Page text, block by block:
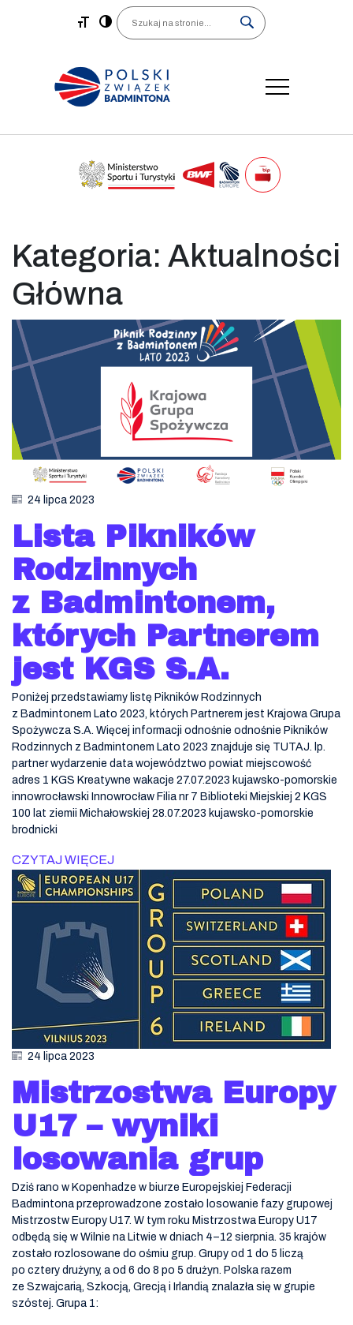
Main Navigation
Search
Kategoria: Aktualności
Główna
24 lipca 2023
Lista Pikników
Rodzinnych
z Badmintonem,
których Partnerem
jest KGS S.A.
Poniżej przedstawiamy listę Pikników Rodzinnych
z Badmintonem Lato 2023, których Partnerem jest Krajowa Grupa
Spożywcza S.A. Więcej informacji odnośnie odnośnie Pikników
Rodzinnych z Badmintonem Lato 2023 znajduje się TUTAJ. lp.
partner wydarzenie data województwo powiat miejscowość
adres 1 KGS Kreatywne wakacje 27.07.2023 kujawsko-pomorskie
innowrocławski Innowrocław Filia nr 7 Biblioteki Miejskiej 2 KGS
100 lat ziemii Michałowskiej 28.07.2023 kujawsko-pomorskie
brodnicki
CZYTAJ WIĘCEJ
24 lipca 2023
Mistrzostwa Europy
U17 – wyniki
losowania grup
Dziś rano w Kopenhadze w biurze Europejskiej Federacji
Badmintona przeprowadzone zostało losowanie fazy grupowej
Mistrzostw Europy U17. W tym roku Mistrzostwa Europy U17
odbędą się w Wilnie na Litwie w dniach 4–12 sierpnia. 35 krajów
zostało rozlosowane do ośmiu grup. Grupy od 1 do 5 liczą
po cztery drużyny, a od 6 do 8 po 5 drużyn. Polska razem
ze Szwajcarią, Szkocją, Grecją i Irlandią znalazła się w grupie
szóstej. Grupa 1: